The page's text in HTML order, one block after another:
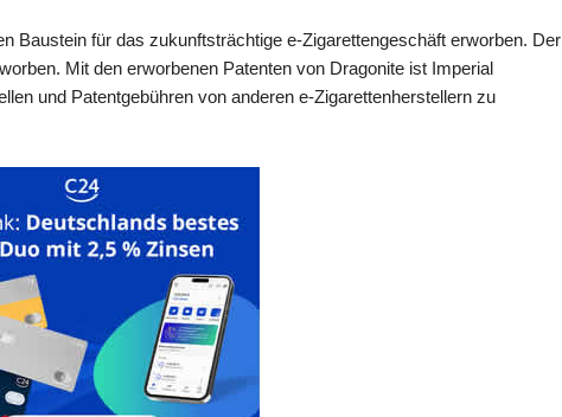
Baustein für das zukunftsträchtige e-Zigarettengeschäft erworben. Der
Mit den erworbenen Patenten von Dragonite ist Imperial
und Patentgebühren von anderen e-Zigarettenherstellern zu